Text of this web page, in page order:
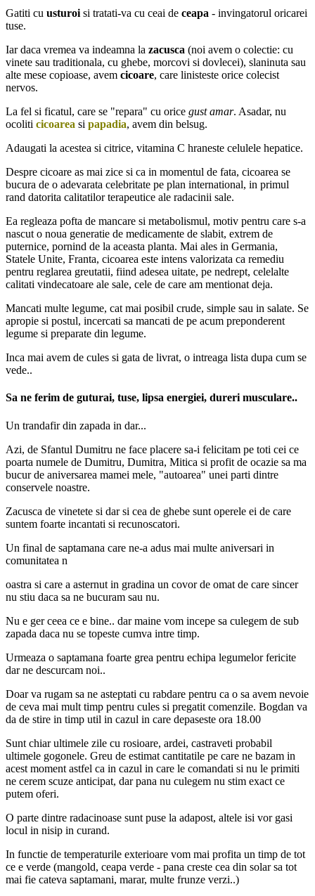
Gatiti cu usturoi si tratati-va cu ceai de ceapa - invingatorul oricarei
tuse.
Iar daca vremea va indeamna la zacusca (noi avem o colectie: cu
vinete sau traditionala, cu ghebe, morcovi si dovlecei), slaninuta sau
alte mese copioase, avem cicoare, care linisteste orice colecist
nervos.
La fel si ficatul, care se "repara" cu orice gust amar. Asadar, nu
ocoliti cicoarea si papadia, avem din belsug.
Adaugati la acestea si citrice, vitamina C hraneste celulele hepatice.
Despre cicoare as mai zice si ca in momentul de fata, cicoarea se
bucura de o adevarata celebritate pe plan international, in primul
rand datorita calitatilor terapeutice ale radacinii sale.
Ea regleaza pofta de mancare si metabolismul, motiv pentru care s-a
nascut o noua generatie de medicamente de slabit, extrem de
puternice, pornind de la aceasta planta. Mai ales in Germania,
Statele Unite, Franta, cicoarea este intens valorizata ca remediu
pentru reglarea greutatii, fiind adesea uitate, pe nedrept, celelalte
calitati vindecatoare ale sale, cele de care am mentionat deja.
Mancati multe legume, cat mai posibil crude, simple sau in salate. Se
apropie si postul, incercati sa mancati de pe acum preponderent
legume si preparate din legume.
Inca mai avem de cules si gata de livrat, o intreaga lista dupa cum se
vede..
Sa ne ferim de guturai, tuse, lipsa energiei, dureri musculare..
Un trandafir din zapada in dar...
Azi, de Sfantul Dumitru ne face placere sa-i felicitam pe toti cei ce
poarta numele de Dumitru, Dumitra, Mitica si profit de ocazie sa ma
bucur de aniversarea mamei mele, "autoarea" unei parti dintre
conservele noastre.
Zacusca de vinetete si dar si cea de ghebe sunt operele ei de care
suntem foarte incantati si recunoscatori.
Un final de saptamana care ne-a adus mai multe aniversari in
comunitatea n
oastra si care a asternut in gradina un covor de omat de care sincer
nu stiu daca sa ne bucuram sau nu.
Nu e ger ceea ce e bine.. dar maine vom incepe sa culegem de sub
zapada daca nu se topeste cumva intre timp.
Urmeaza o saptamana foarte grea pentru echipa legumelor fericite
dar ne descurcam noi..
Doar va rugam sa ne asteptati cu rabdare pentru ca o sa avem nevoie
de ceva mai mult timp pentru cules si pregatit comenzile. Bogdan va
da de stire in timp util in cazul in care depaseste ora 18.00
Sunt chiar ultimele zile cu rosioare, ardei, castraveti probabil
ultimele gogonele. Greu de estimat cantitatile pe care ne bazam in
acest moment astfel ca in cazul in care le comandati si nu le primiti
ne cerem scuze anticipat, dar pana nu culegem nu stim exact ce
putem oferi.
O parte dintre radacinoase sunt puse la adapost, altele isi vor gasi
locul in nisip in curand.
In functie de temperaturile exterioare vom mai profita un timp de tot
ce e verde (mangold, ceapa verde - pana creste cea din solar sa tot
mai fie cateva saptamani, marar, multe frunze verzi..)